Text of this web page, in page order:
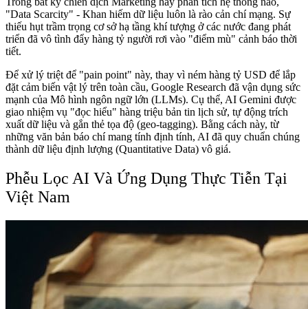
"Data Scarcity" - Khan hiếm dữ liệu luôn là rào cản chí mạng. Sự
thiếu hụt trầm trọng cơ sở hạ tầng khí tượng ở các nước đang phát
triển đã vô tình đẩy hàng tỷ người rơi vào "điểm mù" cảnh báo thời
tiết.
Để xử lý triệt để "pain point" này, thay vì ném hàng tỷ USD để lắp
đặt cảm biến vật lý trên toàn cầu, Google Research đã vận dụng sức
mạnh của Mô hình ngôn ngữ lớn (LLMs). Cụ thể, AI Gemini được
giao nhiệm vụ "đọc hiểu" hàng triệu bản tin lịch sử, tự động trích
xuất dữ liệu và gắn thẻ tọa độ (geo-tagging). Bằng cách này, từ
những văn bản báo chí mang tính định tính, AI đã quy chuẩn chúng
thành dữ liệu định lượng (Quantitative Data) vô giá.
Phễu Lọc AI Và Ứng Dụng Thực Tiễn Tại
Việt Nam